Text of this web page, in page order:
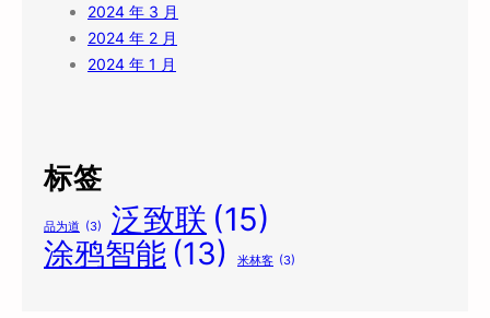
2024 年 3 月
2024 年 2 月
2024 年 1 月
标签
品为道 (3) 泛致联 (15)
涂鸦智能 (13) 米林客 (3)